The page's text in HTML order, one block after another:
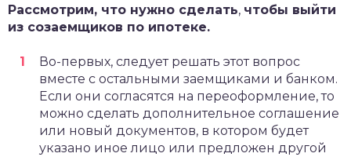
Рассмотрим, что нужно сделать, чтобы выйти
из созаемщиков по ипотеке.
Во-первых, следует решать этот вопрос
вместе с остальными заемщиками и банком.
Если они согласятся на переоформление, то
можно сделать дополнительное соглашение
или новый документов, в котором будет
указано иное лицо или предложен другой